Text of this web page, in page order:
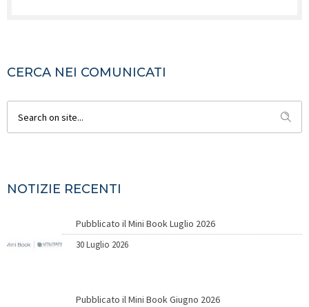
CERCA NEI COMUNICATI
NOTIZIE RECENTI
Pubblicato il Mini Book Luglio 2026
30 Luglio 2026
Pubblicato il Mini Book Giugno 2026